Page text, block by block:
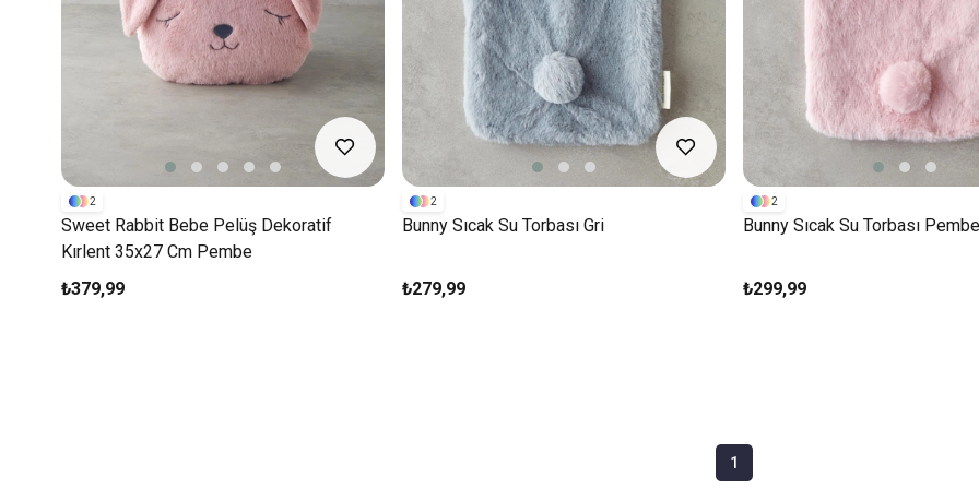
Sweet Rabbit Bebe Pelüş Dekoratif
Kırlent 35x27 Cm Pembe
₺379,99
2
Bunny Sıcak Su Torbası Gri
₺279,99
2
Bunny Sıcak Su Torbası Pembe
₺299,99
2
1